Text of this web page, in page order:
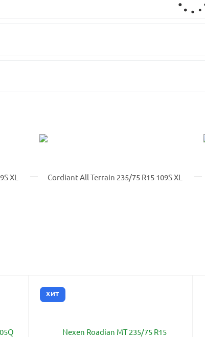
ХИТ